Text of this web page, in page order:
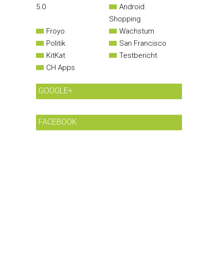
5.0
Android
Shopping
Froyo
Wachstum
Politik
San Francisco
KitKat
Testbericht
CH Apps
GOOGLE+
FACEBOOK